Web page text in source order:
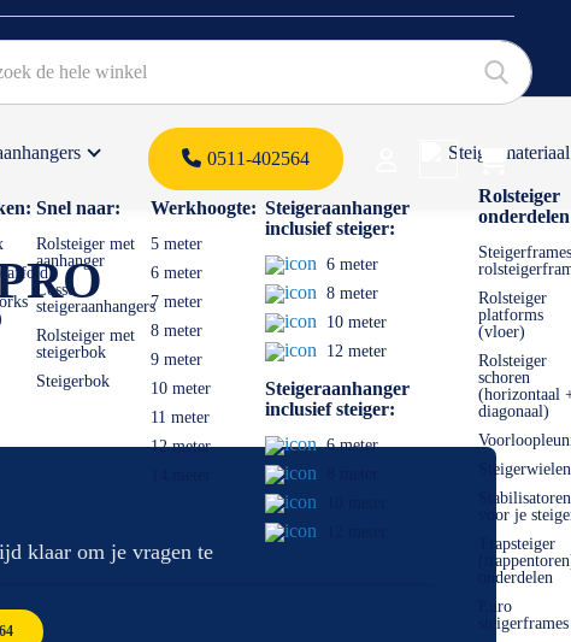
0511-402564
Snel naar:
Rolsteiger met
aanhanger
Losse
steigeraanhangers
Rolsteiger met
steigerbok
Steigerbok
Werkhoogte:
5 meter
6 meter
7 meter
8 meter
9 meter
10 meter
11 meter
12 meter
Steigeraanhanger
inclusief steiger:
6 meter
8 meter
10 meter
12 meter
Steigeraanhanger
inclusief steiger:
6 meter
Steigermateriaal
Rolsteiger
Rolsteiger
platforms
(vloer)
Rolsteiger
schoren
(horizontaal
diagonaal)
Steigerwielen
Stabilisatoren
voor je
Trapsteiger
onderdelen
Euro
steigerframes
klaar om je vragen te